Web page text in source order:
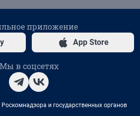
приложение
App Store
Мы в соцсетях
и государственных органов